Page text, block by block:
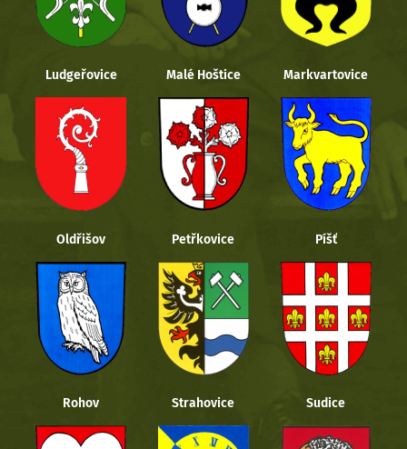
Ludgeřovice Malé Hoštice Markvartovice
Oldřišov Petřkovice Píšť
Rohov Strahovice Sudice